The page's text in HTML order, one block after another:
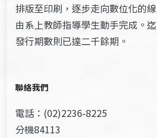
排版至印刷，逐步走向數位化的
由系上教師指導學生動手完成。
發行期數則已達二千餘期。
聯絡我們
電話：(02)2236-8225
分機84113